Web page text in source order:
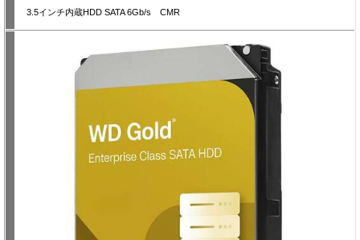
3.5インチ内蔵HDD SATA 6Gb/s CMR